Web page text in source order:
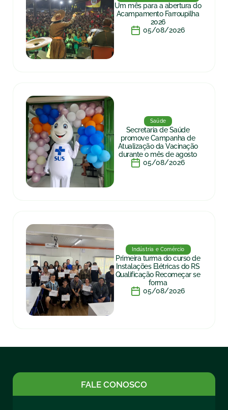
Um mês para a abertura do
Acampamento Farroupilha
2026
05/08/2026
Saúde
Secretaria de Saúde
promove Campanha de
Atualização da Vacinação
durante o mês de agosto
05/08/2026
Indústria e Comércio
Primeira turma do curso de
Instalações Elétricas do RS
Qualificação Recomeçar se
forma
05/08/2026
FALE CONOSCO